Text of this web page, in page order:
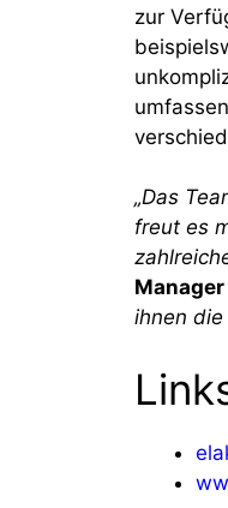
zur
„Das
freut es
ihnen